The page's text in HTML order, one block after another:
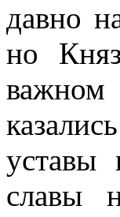
давно
но
важном
уставы
славы